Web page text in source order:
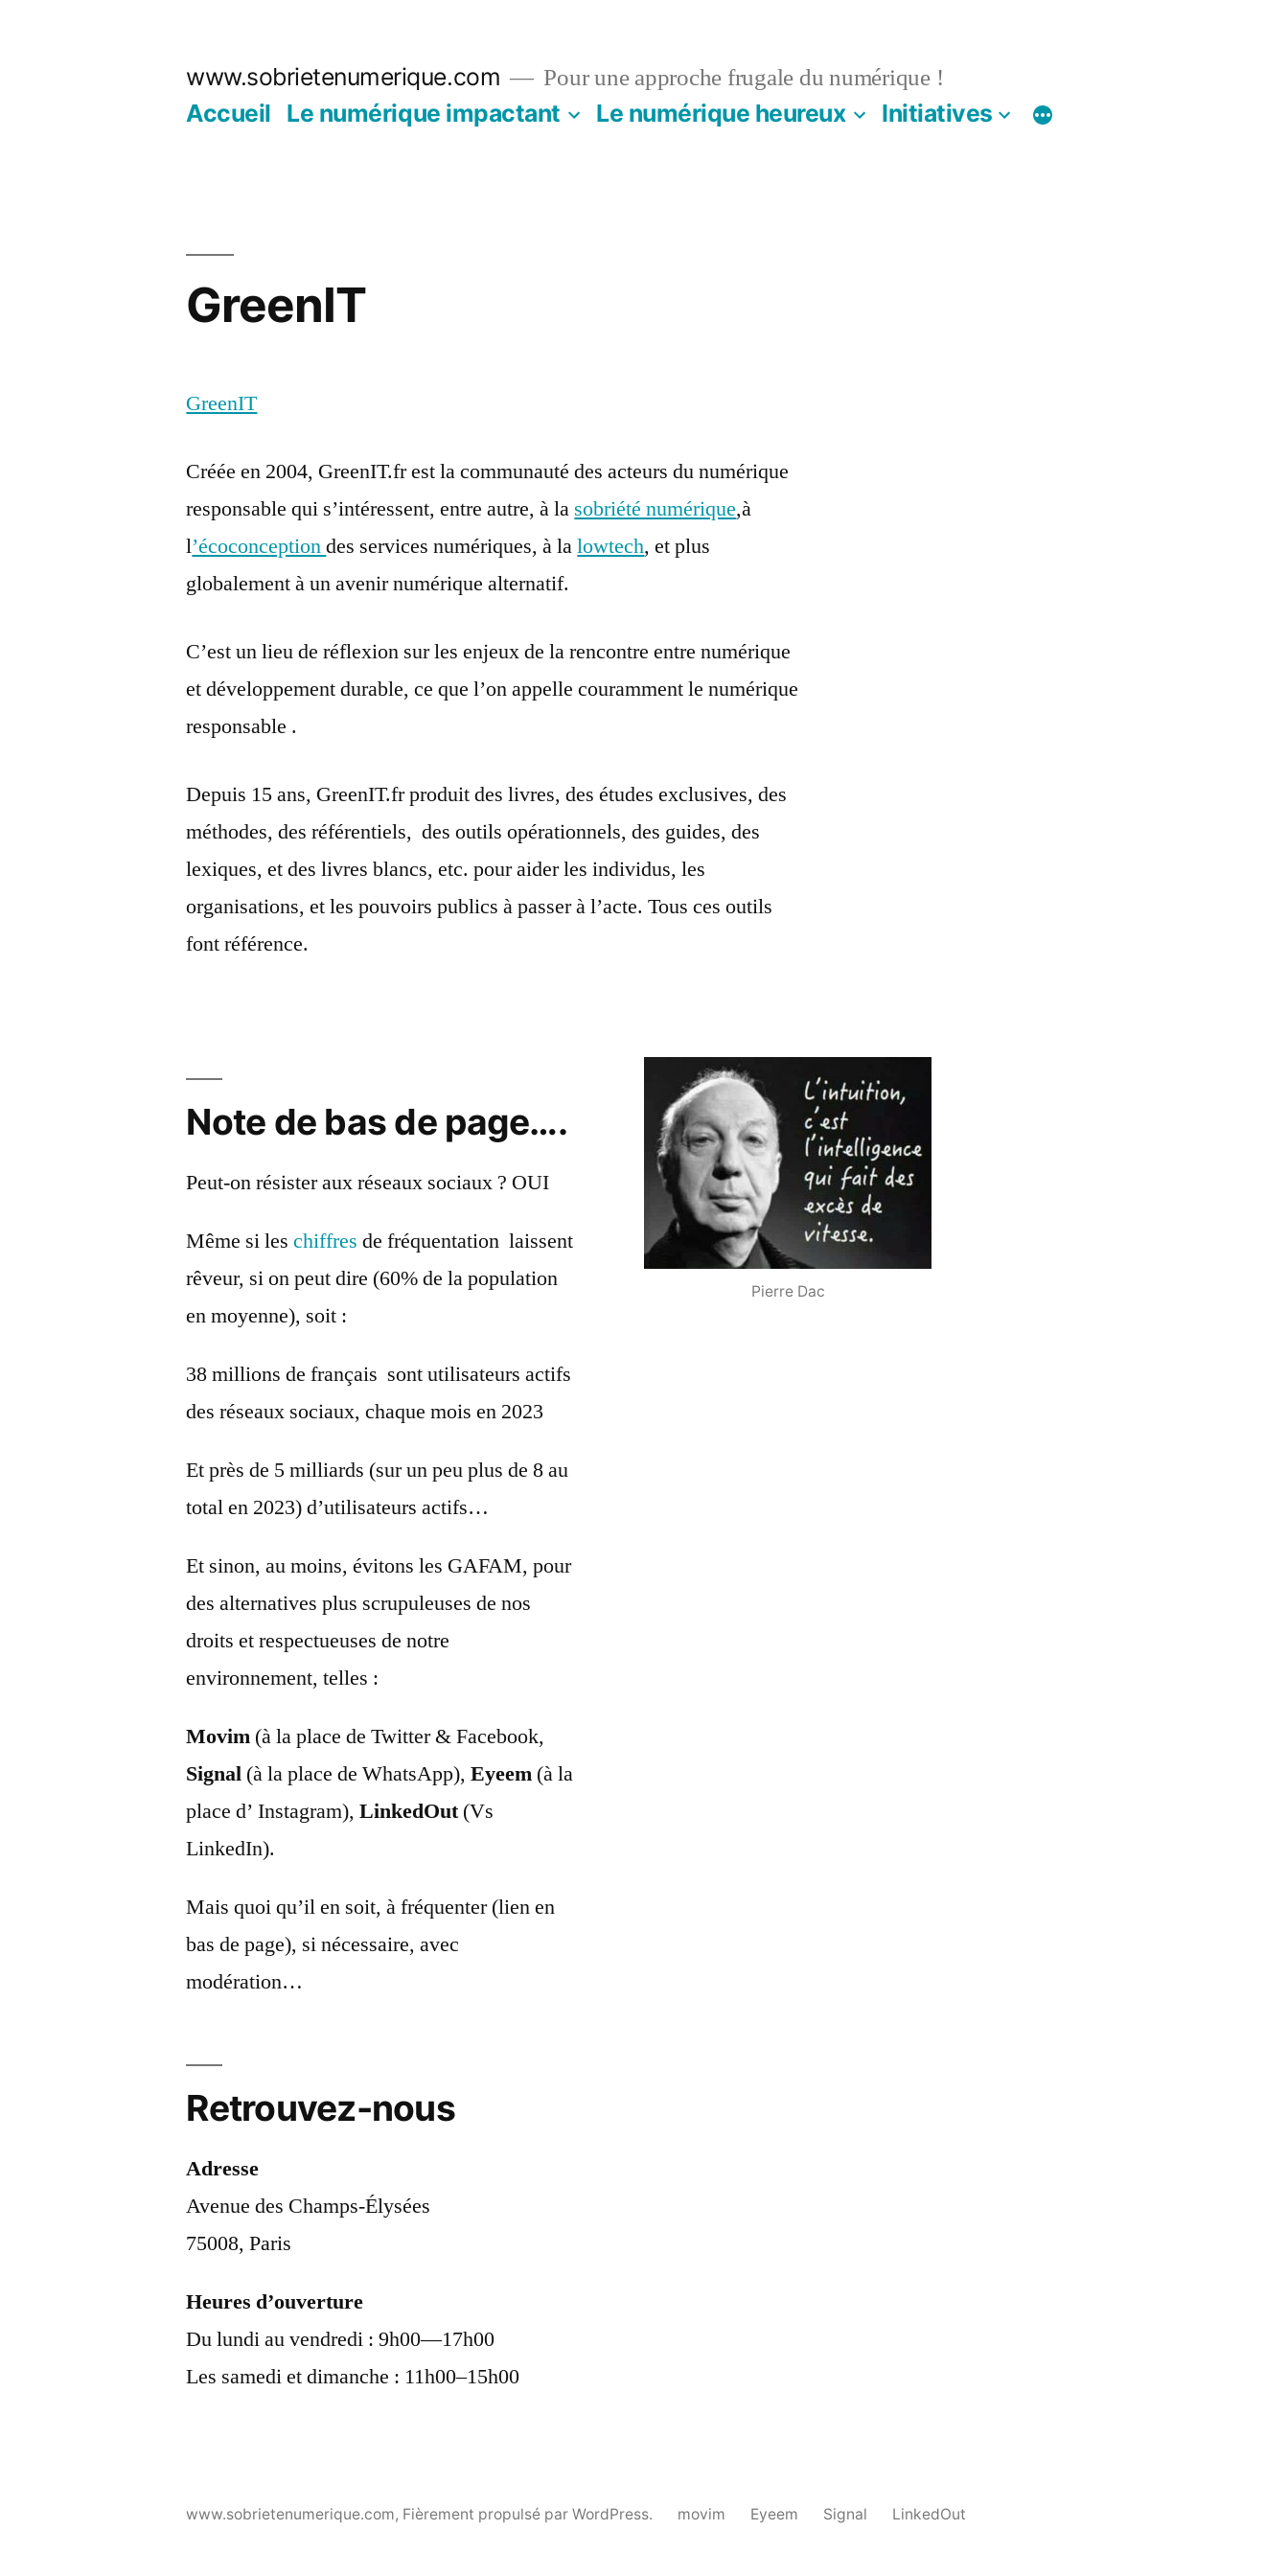
www.sobrietenumerique.com Pour une approche frugale du numérique !
Accueil Le numérique impactant Le numérique heureux Initiatives
GreenIT
GreenIT
Créée en 2004, GreenIT.fr est la communauté des acteurs du numérique
responsable qui s’intéressent, entre autre, à la sobriété numérique,à
l’écoconceptiondes services numériques, à lalowtech, et plus
globalement à un avenir numérique alternatif.
C’est un lieu de réflexion sur les enjeux de la rencontre entre numérique
et développement durable, ce que l’on appelle couramment le numérique
responsable .
Depuis 15 ans, GreenIT.fr produit des livres, des études exclusives, des
méthodes, des référentiels, des outils opérationnels, des guides, des
lexiques, et des livres blancs, etc. pour aider les individus, les
organisations, et les pouvoirs publics à passer à l’acte. Tous ces outils
font référence.
Note de bas de page….
Peut-on résister aux réseaux sociaux ? OUI
Même si leschiffres de fréquentation laissent
rêveur, si on peut dire (60% de la population
en moyenne), soit :
38 millions de français sont utilisateurs actifs
des réseaux sociaux, chaque mois en 2023
Et près de 5 milliards (sur un peu plus de 8 au
total en 2023) d’utilisateurs actifs…
Et sinon, au moins, évitons les GAFAM, pour
des alternatives plus scrupuleuses de nos
droits et respectueuses de notre
environnement, telles :
Movim (à la place de Twitter & Facebook,
Signal (à la place de WhatsApp),Eyeem (à la
place d’ Instagram),LinkedOut(Vs
LinkedIn).
Mais quoi qu’il en soit, à fréquenter (lien en
bas de page), si nécessaire, avec
modération…
Pierre Dac
Retrouvez-nous
Adresse
Avenue des Champs-Élysées
75008, Paris
Heures d’ouverture
Du lundi au vendredi : 9h00—17h00
Les samedi et dimanche : 11h00–15h00
www.sobrietenumerique.com, Fièrement propulsé par WordPress. movim Eyeem Signal LinkedOut